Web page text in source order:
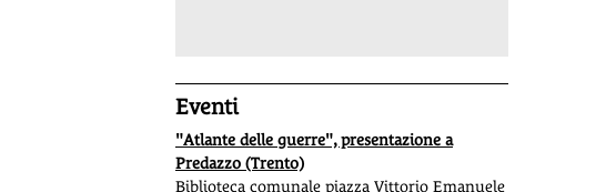
Eventi
"Atlante delle guerre", presentazione a
Predazzo (Trento)
Biblioteca comunale piazza Vittorio Emanuele